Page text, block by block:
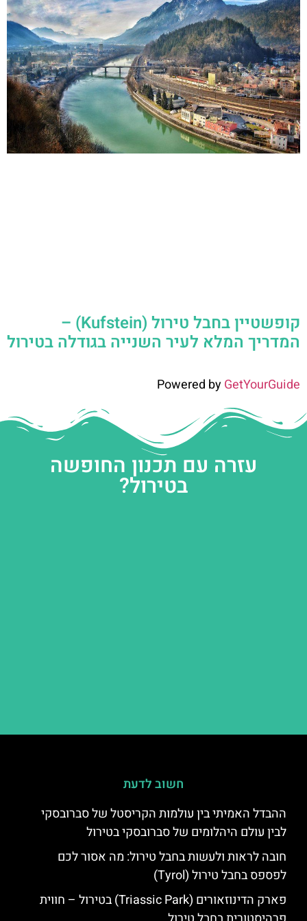
קופשטיין בחבל טירול (Kufstein) –
המדריך המלא לעיר השנייה בגודלה בטירול
Powered byGetYourGuide
עזרה עם תכנון החופשה
בטירול?
חשוב לדעת
ההבדל האמיתי בין עולמות הקריסטל של סברובסקי
לבין עולם היהלומים של סברובסקי בטירול
חובה לראות ולעשות בחבל טירול: מה אסור לכם
לפספס בחבל טירול (Tyrol)
פארק הדינוזאורים (Triassic Park) בטירול – חווית